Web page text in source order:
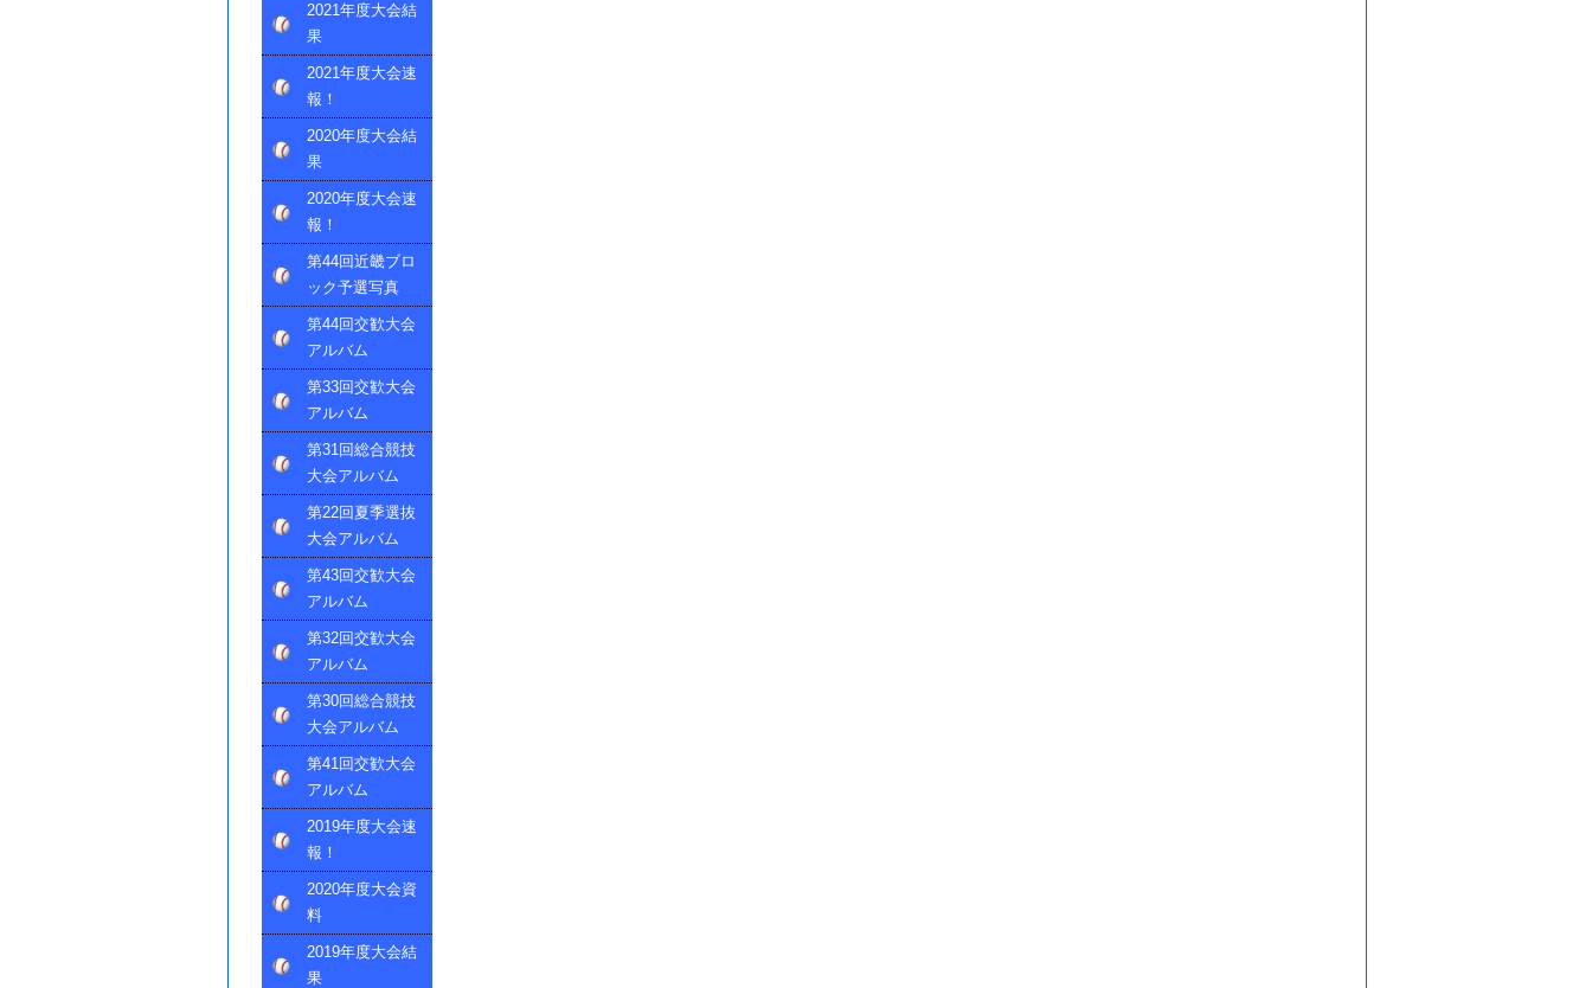
2021年度大会結
果
2021年度大会速
報！
2020年度大会結
果
2020年度大会速
報！
第44回近畿ブロ
ック予選写真
第44回交歓大会
アルバム
第33回交歓大会
アルバム
第31回総合競技
大会アルバム
第22回夏季選抜
大会アルバム
第43回交歓大会
アルバム
第32回交歓大会
アルバム
第30回総合競技
大会アルバム
第41回交歓大会
アルバム
2019年度大会速
報！
2020年度大会資
料
2019年度大会結
果